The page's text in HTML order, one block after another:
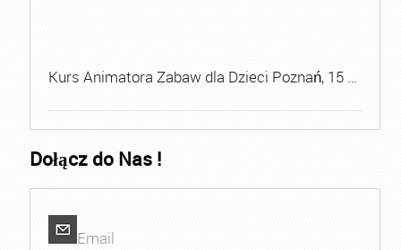
Kurs Animatora Zabaw dla Dzieci Poznań, 15 …
Dołącz do Nas !
Email